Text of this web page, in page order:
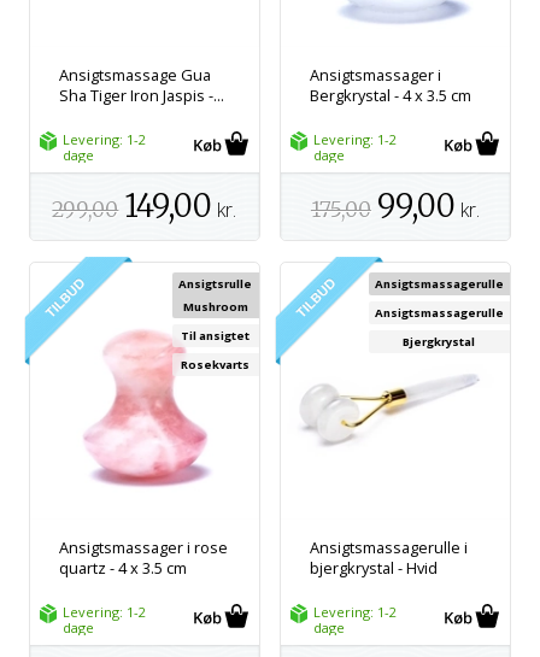
Ansigtsmassage Gua
Sha Tiger Iron Jaspis -...
Levering: 1-2
dage
299,00 149,00 kr.
Ansigtsmassager i
Bergkrystal - 4 x 3.5 cm
Levering: 1-2
dage
175,00 99,00 kr.
Ansigtsmassager i rose
quartz - 4 x 3.5 cm
Ansigtsrulle
Mushroom
Til ansigtet
Rosekvarts
Levering: 1-2
dage
Ansigtsmassagerulle i
bjergkrystal - Hvid
Ansigtsmassagerulle
Ansigtsmassagerulle
Bjergkrystal
Levering: 1-2
dage